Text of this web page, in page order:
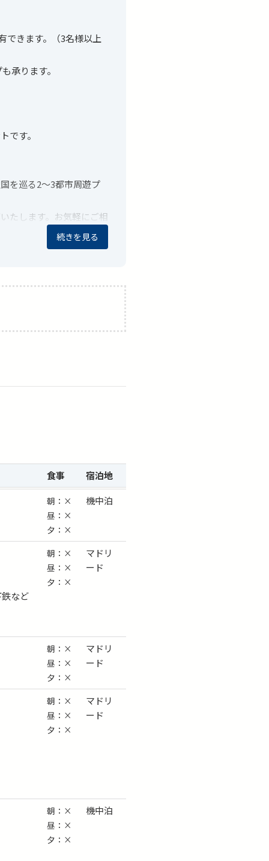
できます。（3名様以上
承ります。
です。
を巡る2〜3都市周遊プ
たします。お気軽にご相
続きを見る
食事 宿泊地
朝：×
昼：×
夕：×
機中泊
など
朝：×
昼：×
夕：×
マドリ
ード
朝：×
昼：×
夕：×
マドリ
ード
朝：×
昼：×
夕：×
マドリ
ード
朝：×
昼：×
夕：×
機中泊